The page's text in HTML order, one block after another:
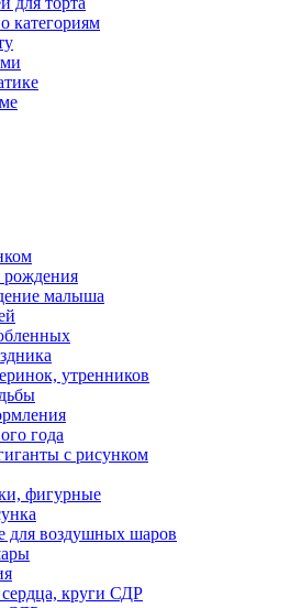
категориям
рождения
малыша
утренников
года
с рисунком
фигурные
для воздушных шаров
круги СДР